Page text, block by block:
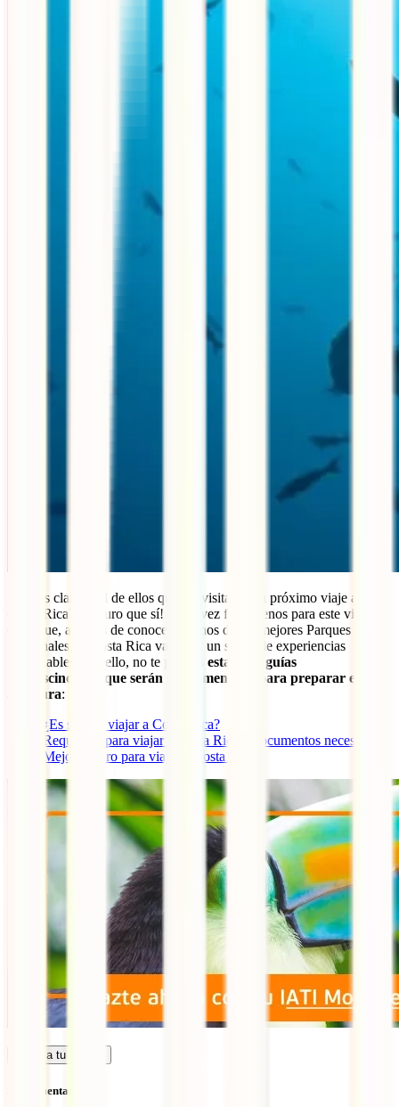
¿Tienes claro cuál de ellos quieres visitar en tu próximo viaje a
Costa Rica? ¡Seguro que sí! Cada vez falta menos para este viajazo
en el que, además de conocer algunos de los mejores Parques
Nacionales de Costa Rica vas vivir un sinfín de experiencias
inolvidables. Por ello, no te pierdas estas tres guías
imprescindibles que serán fundamentales para preparar esta
aventura:
¿Es seguro viajar a Costa Rica?
Requisitos para viajar a Costa Rica y documentos necesarios
Mejor seguro para viajar a Costa Rica
Calcula tu seguro
Sin comentarios